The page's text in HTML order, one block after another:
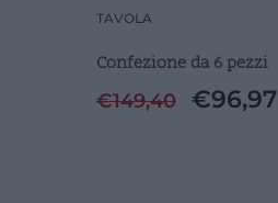
Pezzi
TAVOLA
Confezione da 6 pezzi
€149,40 €96,97